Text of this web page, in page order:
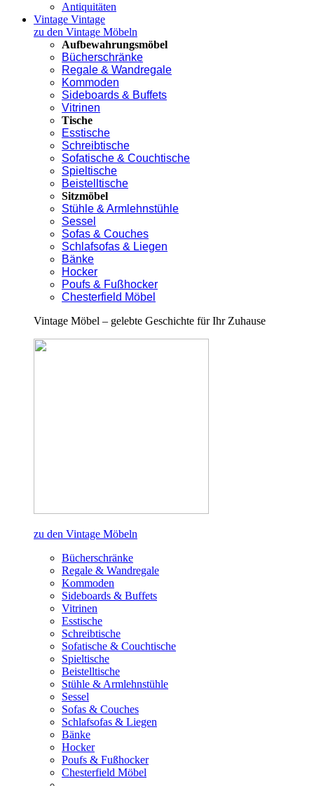
Antiquitäten
Vintage Vintage
zu den Vintage Möbeln
Aufbewahrungsmöbel
Bücherschränke
Regale & Wandregale
Kommoden
Sideboards & Buffets
Vitrinen
Tische
Esstische
Schreibtische
Sofatische & Couchtische
Spieltische
Beistelltische
Sitzmöbel
Stühle & Armlehnstühle
Sessel
Sofas & Couches
Schlafsofas & Liegen
Bänke
Hocker
Poufs & Fußhocker
Chesterfield Möbel
Vintage Möbel – gelebte Geschichte für Ihr Zuhause
zu den Vintage Möbeln
Bücherschränke
Regale & Wandregale
Kommoden
Sideboards & Buffets
Vitrinen
Esstische
Schreibtische
Sofatische & Couchtische
Spieltische
Beistelltische
Stühle & Armlehnstühle
Sessel
Sofas & Couches
Schlafsofas & Liegen
Bänke
Hocker
Poufs & Fußhocker
Chesterfield Möbel